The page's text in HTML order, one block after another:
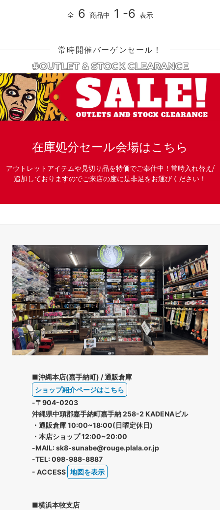
全 6 商品中 1 -6 表示
常時開催バーゲンセール！
#OUTLET & STOCK CLEARANCE
在庫処分セール会場はこちら
アウトレットアイテムや見切り品を特価でご奉仕中！常時入れ替え/
追加しておりますのでご来店の度に是非足をお運びください！
■沖縄本店(嘉手納町) / 通販倉庫
ショップ紹介ページはこちら
-〒904-0203
沖縄県中頭郡嘉手納町嘉手納 258-2 KADENAビル
・通販倉庫 10:00~18:00(日曜定休日)
・本店ショップ 12:00~20:00
-MAIL: sk8-sunabe@rouge.plala.or.jp
-TEL: 098-988-8887
- ACCESS 地図を表示
■横浜本牧支店